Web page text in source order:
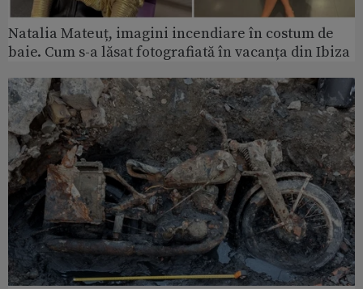
Natalia Mateuț, imagini incendiare în costum de
baie. Cum s-a lăsat fotografiată în vacanța din Ibiza